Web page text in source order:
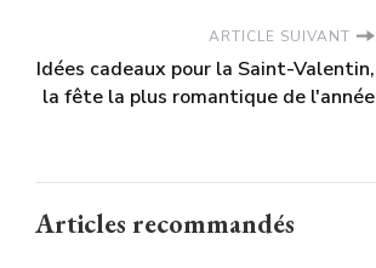
ARTICLE SUIVANT
Idées cadeaux pour la Saint-Valentin,
la fête la plus romantique de l'année
Articles recommandés